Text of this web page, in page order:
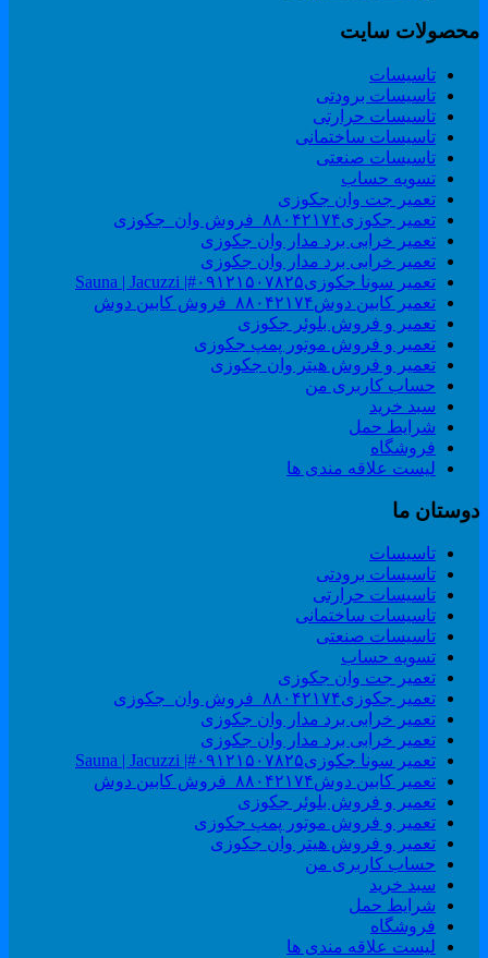
سایت
تاسیسات
تاسیسات برودتی
تاسیسات حرارتی
تاسیسات ساختمانی
تاسیسات صنعتی
تسویه حساب
تعمیر جت وان جکوزی
تعمیر جکوزی۸۸۰۴۲۱۷۴_فروش وان_جکوزی
تعمیر خرابی برد مدار وان جکوزی
تعمیر خرابی برد مدار وان جکوزی
تعمیر سونا جکوزی۰۹۱۲۱۵۰۷۸۲۵#| Sauna | Jacuzzi
تعمیر کابین دوش۸۸۰۴۲۱۷۴_فروش کابین دوش
تعمیر و فروش بلوئر جکوزی
تعمیر و فروش موتور پمپ جکوزی
تعمیر و فروش هیتر وان جکوزی
حساب کاربری من
سبد خرید
شرایط حمل
فروشگاه
لیست علاقه مندی ها
ما
تاسیسات
تاسیسات برودتی
تاسیسات حرارتی
تاسیسات ساختمانی
تاسیسات صنعتی
تسویه حساب
تعمیر جت وان جکوزی
تعمیر جکوزی۸۸۰۴۲۱۷۴_فروش وان_جکوزی
تعمیر خرابی برد مدار وان جکوزی
تعمیر خرابی برد مدار وان جکوزی
تعمیر سونا جکوزی۰۹۱۲۱۵۰۷۸۲۵#| Sauna | Jacuzzi
تعمیر کابین دوش۸۸۰۴۲۱۷۴_فروش کابین دوش
تعمیر و فروش بلوئر جکوزی
تعمیر و فروش موتور پمپ جکوزی
تعمیر و فروش هیتر وان جکوزی
حساب کاربری من
سبد خرید
شرایط حمل
فروشگاه
لیست علاقه مندی ها